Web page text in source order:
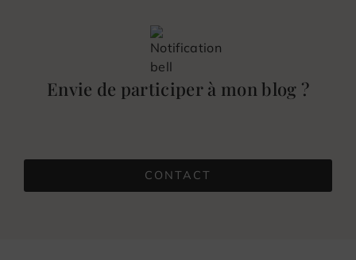
Envie de participer à mon blog ?
CONTACT